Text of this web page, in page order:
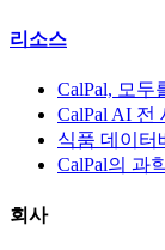
리소스
CalPal, 모두
CalPal AI 전
식품 데이터
CalPal의 과
회사